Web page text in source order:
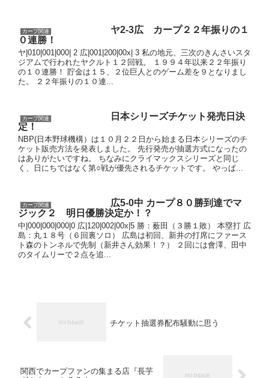
カープ関連
ヤ2-3広 カープ２２年振りの１
０連勝！
ヤ|010|001|000| 2 広|001|200|00x| 3 私の地元、三次のきんさいスタ
ジアムで行われたヤクルト１２回戦。 １９９４年以来２２年振り
の１０連勝！ 貯金は１５、２位巨人とのゲーム差を９となりまし
た。 ２２年振りの１０連...
カープ関連
日本シリーズチケット発売日決
定！
NBP(日本野球機構）は１０月２２日から始まる日本シリーズのチ
ケット販売方法を発表しました。 先行発売が抽選方式になったの
はありがたいですね。 ちなみにクライマックスシリーズと同じ
く、日にちではなく第○戦が優先されるチケットです。 やっぱ...
カープ関連
広5-0中 カープ８０勝到達でマ
ジック２ 明日優勝決定か！？
中|000|000|000|0 広|120|002|00x|5 勝：薮田（３勝１敗） 本塁打 広
島：丸１８号（６回裏ソロ） 広島は初回、新井の打席にファース
ト森のトンネルで先制（新井さん効果！？） ２回には會澤、田中
のタイムリーで２点を追...
チケット抽選券配布騒動に思う
関西でカープファンの集まる店『長芋